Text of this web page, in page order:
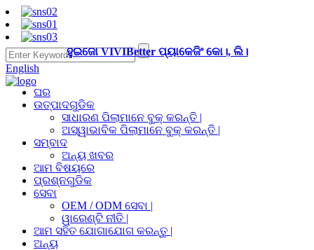
English
ହୁଇଜୋ VIVIBetter ପ୍ୟାକେଜିଂ କୋ।, ଲି।
ଘର
ଉତ୍ପାଦଗୁଡିକ
ସାଧାରଣ ପିଲାମାନେ ବୁକ୍ କରନ୍ତି |
ଅସ୍ୱାଭାବିକ ପିଲାମାନେ ବୁକ୍ କରନ୍ତି |
ସମ୍ବାଦ
ଅନ୍ୟ ଖବର
ଆମ ବିଷୟରେ
ପ୍ରଶ୍ନଗୁଡିକ
ସେବା
OEM / ODM ସେବା |
ୱାରେଣ୍ଟି ନୀତି |
ଆମ ସହିତ ଯୋଗାଯୋଗ କରନ୍ତୁ |
ଅନ୍ୟ